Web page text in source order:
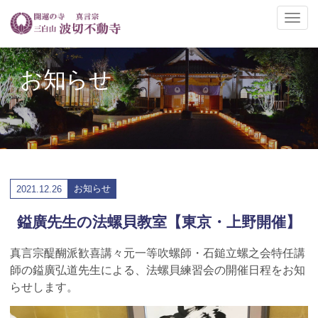
ナ
ゲ
ー
シ
ョ
の
切
お知らせ
2021.12.26 お知らせ
鎰廣先生の法螺貝教室【東京・上野開催】
真言宗醍醐派歓喜講々元一等吹螺師・石鎚立螺之会特任講
師の鎰廣弘道先生による、法螺貝練習会の開催日程をお知
らせします。